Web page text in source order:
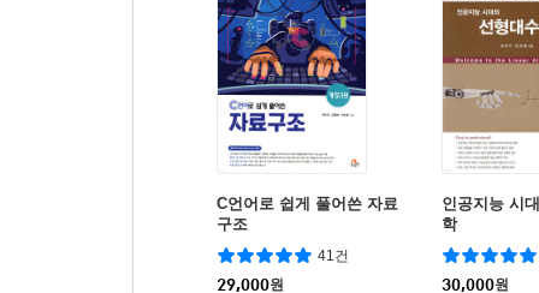
C언어로 쉽게 풀어쓴 자료
구조
41건
29,000원
인공지능 시
학
30,000원